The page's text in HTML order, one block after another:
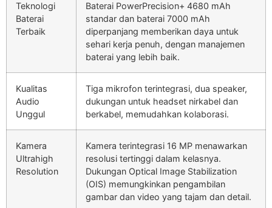
Teknologi
Baterai
Terbaik
Baterai PowerPrecision+ 4680 mAh
standar dan baterai 7000 mAh
diperpanjang memberikan daya untuk
sehari kerja penuh, dengan manajemen
baterai yang lebih baik.
Kualitas
Audio
Unggul
Tiga mikrofon terintegrasi, dua speaker,
dukungan untuk headset nirkabel dan
berkabel, memudahkan kolaborasi.
Kamera
Ultrahigh
Resolution
Kamera terintegrasi 16 MP menawarkan
resolusi tertinggi dalam kelasnya.
Dukungan Optical Image Stabilization
(OIS) memungkinkan pengambilan
gambar dan video yang tajam dan detail.